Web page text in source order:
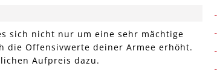
sich nicht nur um eine sehr mächtige
die Offensivwerte deiner Armee erhöht.
Aufpreis dazu.